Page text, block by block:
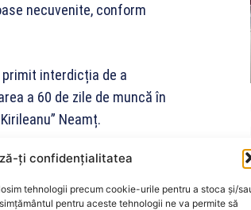
ți confidențialitatea
tehnologii precum cookie-urile pentru a stoca și/
pentru aceste tehnologii ne va permite să
necuvenite, conform
primit interdicția de a
a 60 de zile de muncă în
Neamț.
sau săvârșirea unei
a pedepsei.